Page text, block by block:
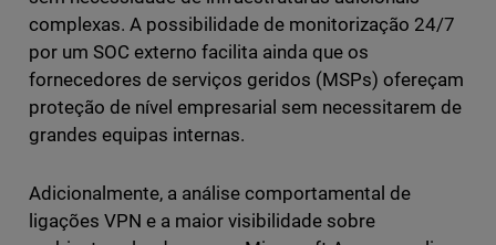
complexas. A possibilidade de monitorização 24/7
por um SOC externo facilita ainda que os
fornecedores de serviços geridos (MSPs) ofereçam
proteção de nível empresarial sem necessitarem de
grandes equipas internas.
Adicionalmente, a análise comportamental de
ligações VPN e a maior visibilidade sobre